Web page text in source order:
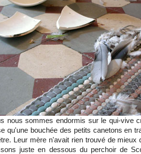
nous sommes endormis sur le qui-vive
qu'une bouchée des petits canetons en
Leur mère n'avait rien trouvé de mieux
juste en dessous du perchoir de